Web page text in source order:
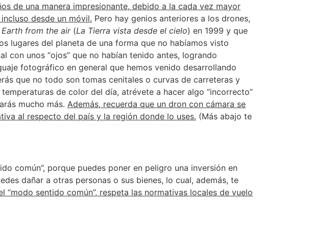
de una manera impresionante, debido a la cada vez mayor
desde un móvil. Pero hay genios anteriores a los drones,
Earth from the air(La Tierra vista desde el cielo) en 1999 y que
lugares del planeta de una forma que no habíamos visto
con unos “ojos” que no habían tenido antes, logrando
fotográfico en general que hemos venido desarrollando
que no todo son tomas cenitales o curvas de carreteras y
de color del día, atrévete a hacer algo “incorrecto”
mucho más. Además, recuerda que un dron con cámara se
al respecto del país y la región donde lo uses. (Más abajo te
común”, porque puedes poner en peligro una inversión en
dañar a otras personas o sus bienes, lo cual, además, te
sentido común”, respeta las normativas locales de vuelo